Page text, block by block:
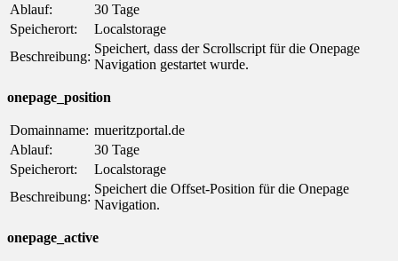
Ablauf:
30 Tage
Speicherort:
Localstorage
Beschreibung:
Speichert, dass der Scrollscript für die Onepage
Navigation gestartet wurde.
onepage_position
Domainname: mueritzportal.de
Ablauf:
30 Tage
Speicherort:
Localstorage
Beschreibung:
Speichert die Offset-Position für die Onepage
Navigation.
onepage_active